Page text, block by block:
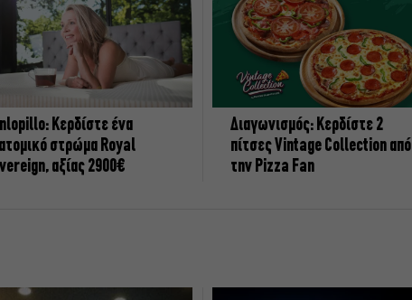
Κερδίστε ένα
στρώμα Royal
αξίας 2900€
Διαγωνισμός: Κερδίστε 2
πίτσες Vintage Collection από
την Pizza Fan